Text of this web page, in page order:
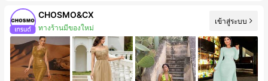
CHOSMO&CX
ทางร้านมีของใหม่
เข้าสู่ระบบ